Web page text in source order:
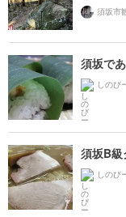
須坂市
須坂で
しのび
須坂B級
しのび